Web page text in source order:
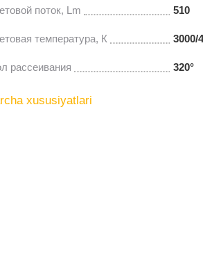
поток, Lm 510
температура, К 3000/
рассеивания 320°
xususiyatlari